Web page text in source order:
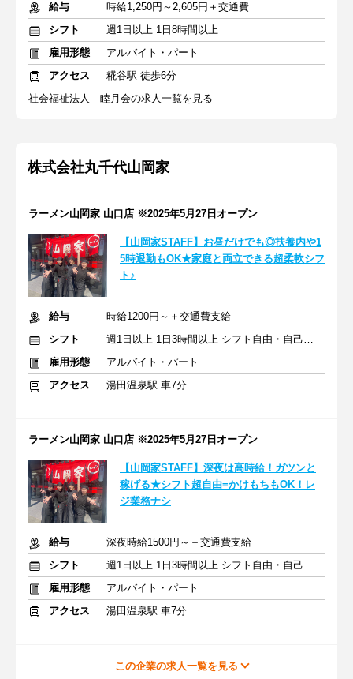
給与
時給1,250円～2,605円＋交通費
シフト
週1日以上 1日8時間以上
雇用形態
アルバイト・パート
アクセス
糀谷駅 徒歩6分
社会福祉法人 睦月会の求人一覧を見る
株式会社丸千代山岡家
ラーメン山岡家 山口店 ※2025年5月27日オープン
【山岡家STAFF】お昼だけでも◎扶養内や1
5時退勤もOK★家庭と両立できる超柔軟シフ
ト♪
給与
時給1200円～＋交通費支給
シフト
週1日以上 1日3時間以上 シフト自由・自己申告
雇用形態
アルバイト・パート
アクセス
湯田温泉駅 車7分
ラーメン山岡家 山口店 ※2025年5月27日オープン
【山岡家STAFF】深夜は高時給！ガツンと
稼げる★シフト超自由=かけもちもOK！レ
ジ業務ナシ
給与
深夜時給1500円～＋交通費支給
シフト
週1日以上 1日3時間以上 シフト自由・自己申告
雇用形態
アルバイト・パート
アクセス
湯田温泉駅 車7分
この企業の求人一覧を見る